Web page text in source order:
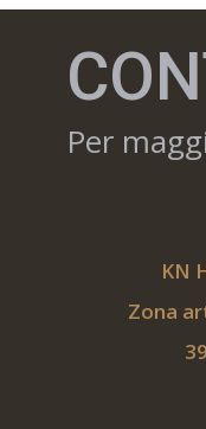
Per
KN
Zona